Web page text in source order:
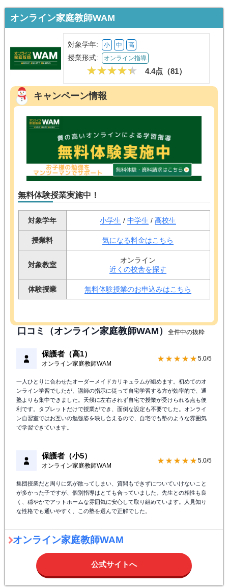
オンライン家庭教師WAM
対象学年: 小 中 高
授業形式: オンライン指導
4.4点（81）
キャンペーン情報
無料体験授業実施中！
対象学年 小学生 / 中学生 / 高校生
授業料 気になる料金はこちら
対象教室
オンライン
近くの校舎を探す
体験授業 無料体験授業のお申込みはこちら
口コミ（オンライン家庭教師WAM） 全件中の抜粋
保護者（高1）
オンライン家庭教師WAM
★★★★★ 5.0/5
一人ひとりに合わせたオーダーメイドカリキュラムが組めます。初めてのオ
ンライン学習でしたが、講師の指示に従って自宅学習する方が効率的で、通
塾よりも集中できました。天候に左右されず自宅で授業が受けられる点も便
利です。タブレットだけで授業ができ、面倒な設定も不要でした。オンライ
ン自習室ではお互いの勉強姿を映し合えるので、自宅でも塾のような雰囲気
で学習できています。
保護者（小5）
オンライン家庭教師WAM
★★★★★ 5.0/5
集団授業だと周りに気が散ってしまい、質問もできずについていけないこと
が多かった子ですが、個別指導はとても合っていました。先生との相性も良
く、穏やかでアットホームな雰囲気に安心して取り組めています。人見知り
な性格でも通いやすく、この塾を選んで正解でした。
オンライン家庭教師WAM
公式サイトへ